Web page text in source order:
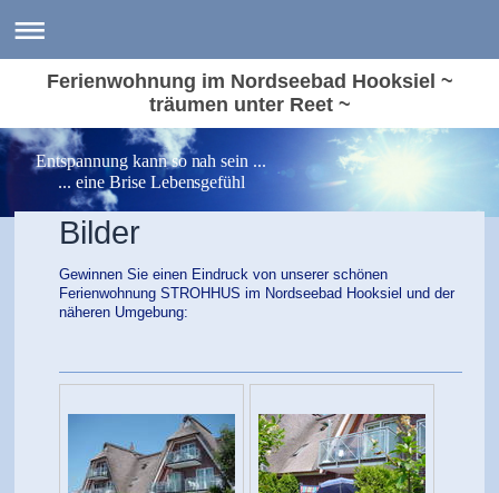
Ferienwohnung im Nordseebad Hooksiel ~
träumen unter Reet ~
Entspannung kann so nah sein ...
... eine Brise Lebensgefühl
Bilder
Gewinnen Sie einen Eindruck von unserer schönen
Ferienwohnung STROHHUS im Nordseebad Hooksiel und der
näheren Umgebung: